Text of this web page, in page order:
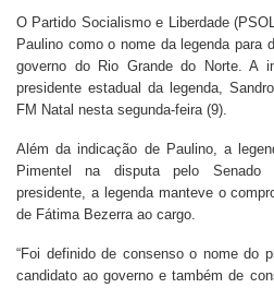
O Partido Socialismo e Liberdade
Paulino como o nome da legenda para
governo do Rio Grande do Norte. A
presidente estadual da legenda,
FM Natal nesta segunda-feira (9).
Além da indicação de Paulino, a
Pimentel na disputa pelo Senado
presidente, a legenda manteve o
de Fátima Bezerra ao cargo.
“Foi definido de consenso o nome do
candidato ao governo e também de